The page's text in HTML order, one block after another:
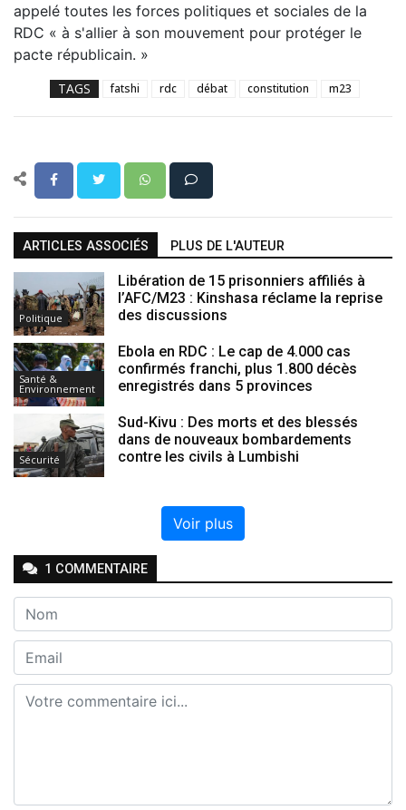
appelé toutes les forces politiques et sociales de la
RDC « à s'allier à son mouvement pour protéger le
pacte républicain. »
TAGS fatshi rdc débat constitution m23
ARTICLES ASSOCIÉS PLUS DE L'AUTEUR
Politique
Libération de 15 prisonniers affiliés à
l’AFC/M23 : Kinshasa réclame la reprise
des discussions
Santé &
Environnement
Ebola en RDC : Le cap de 4.000 cas
confirmés franchi, plus 1.800 décès
enregistrés dans 5 provinces
Sécurité
Sud-Kivu : Des morts et des blessés
dans de nouveaux bombardements
contre les civils à Lumbishi
Voir plus
1 COMMENTAIRE